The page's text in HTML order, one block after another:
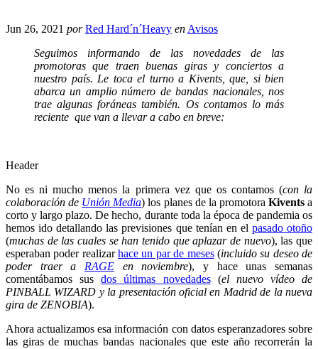
Jun 26, 2021 por Red Hard´n´Heavy en Avisos
Seguimos informando de las novedades de las
promotoras que traen buenas giras y conciertos a
nuestro país. Le toca el turno a Kivents, que, si bien
abarca un amplio número de bandas nacionales, nos
trae algunas foráneas también. Os contamos lo más
reciente que van a llevar a cabo en breve:
Header
No es ni mucho menos la primera vez que os contamos (con la
colaboración de Unión Media) los planes de la promotora Kiventsa
corto y largo plazo. De hecho, durante toda la época de pandemia os
hemos ido detallando las previsiones que tenían en el pasado otoño
(muchas de las cuales se han tenido que aplazar de nuevo), las que
esperaban poder realizarhace un par de meses(incluido su deseo de
poder traer a RAGE en noviembre), y hace unas semanas
comentábamos susdos últimas novedades(el nuevo vídeo de
PINBALL WIZARD y la presentación oficial en Madrid de la nueva
gira de ZENOBIA).
Ahora actualizamos esa información con datos esperanzadores sobre
las giras de muchas bandas nacionales que este año recorrerán la